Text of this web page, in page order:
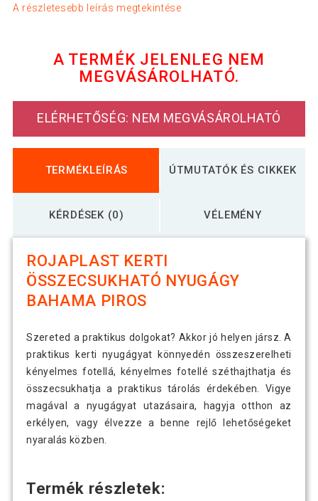
A részletesebb leírás megtekintése
A TERMÉK JELENLEG NEM
MEGVÁSÁROLHATÓ.
ELÉRHETŐSÉG: NEM MEGVÁSÁROLHATÓ
TERMÉKLEÍRÁS ÚTMUTATÓK ÉS CIKKEK
KÉRDÉSEK (0) VÉLEMÉNY
ROJAPLAST KERTI
ÖSSZECSUKHATÓ NYUGÁGY
BAHAMA PIROS
Szereted a praktikus dolgokat? Akkor jó helyen jársz. A
praktikus kerti nyugágyat könnyedén összeszerelheti
kényelmes fotellá, kényelmes fotellé széthajthatja és
összecsukhatja a praktikus tárolás érdekében. Vigye
magával a nyugágyat utazásaira, hagyja otthon az
erkélyen, vagy élvezze a benne rejlő lehetőségeket
nyaralás közben.
Termék részletek: